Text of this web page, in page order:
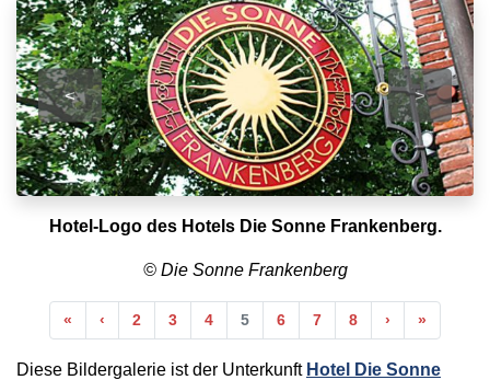
< >
Hotel-Logo des Hotels Die Sonne Frankenberg.
© Die Sonne Frankenberg
« Anfang
‹ Vorherige
2 3 4 5 6 7 8 › Nächste
»
Diese Bildergalerie ist der Unterkunft Hotel Die Sonne